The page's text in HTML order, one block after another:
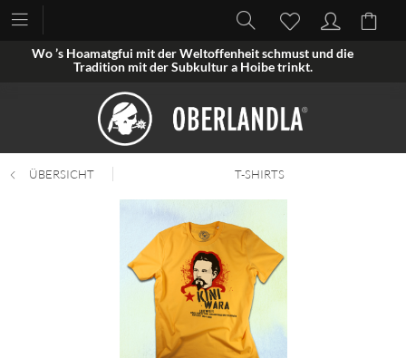
Wo ’s Hoamatgfui mit der Weltoffenheit schmust und die
Tradition mit der Subkultur a Hoibe trinkt.
ÜBERSICHT T-SHIRTS